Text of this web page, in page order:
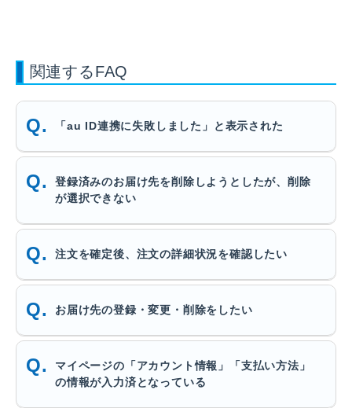
関連するFAQ
「au ID連携に失敗しました」と表示された
登録済みのお届け先を削除しようとしたが、削除
が選択できない
注文を確定後、注文の詳細状況を確認したい
お届け先の登録・変更・削除をしたい
マイページの「アカウント情報」「支払い方法」
の情報が入力済となっている